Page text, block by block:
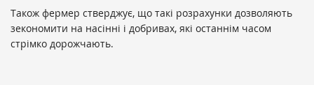
Також фермер стверджує, що такі розрахунки дозволяють
зекономити на насінні і добривах, які останнім часом
стрімко дорожчають.